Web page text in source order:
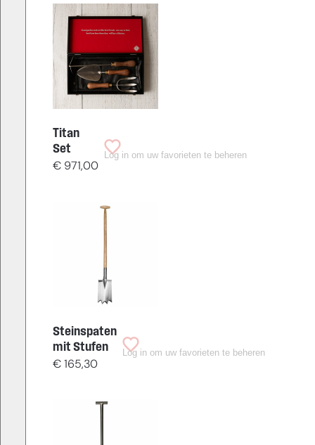
Titan
Set
€971,00
Log in om uw favorieten te beheren
Steinspaten
mit Stufen
€165,30
Log in om uw favorieten te beheren